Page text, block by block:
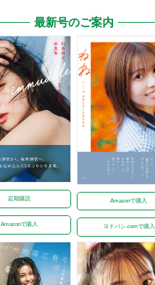
最新号のご案内
定期購読
Amazonで購入
Amazonで購入
ヨドバシ.comで購入